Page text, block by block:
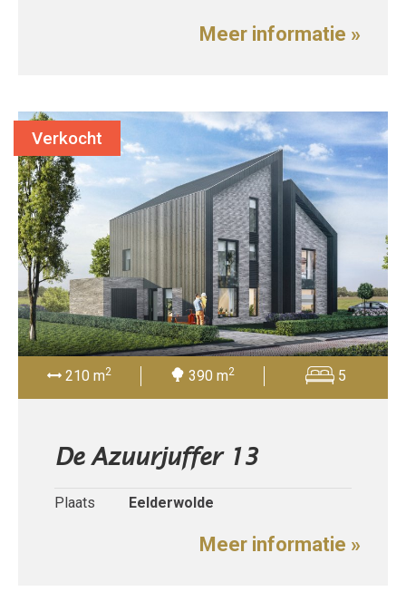
Meer informatie »
210 m2 390 m2 5
De Azuurjuffer 13
Plaats Eelderwolde
Meer informatie »
Verkocht